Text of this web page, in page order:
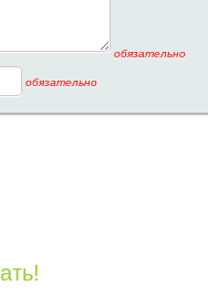
обязательно
обязательно